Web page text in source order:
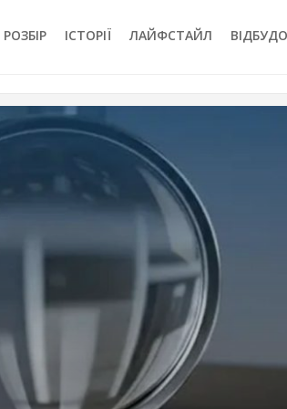
РОЗБІР ІСТОРІЇ ЛАЙФСТАЙЛ